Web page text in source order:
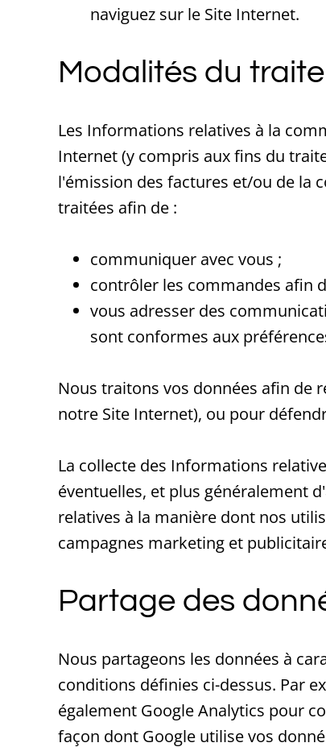
naviguez sur le Site Internet.
Modalités du
Les Informations relatives à la
Internet (y compris aux fins du
l'émission des factures et/ou de la
traitées afin de :
communiquer avec vous ;
contrôler les commandes afin
vous adresser des
sont conformes aux
Nous traitons vos données afin de
notre Site Internet), ou pour
La collecte des Informations
éventuelles, et plus généralement
relatives à la manière dont nos
campagnes marketing et
Partage des
Nous partageons les données à
conditions définies ci-dessus. Par
également Google Analytics pour
façon dont Google utilise vos